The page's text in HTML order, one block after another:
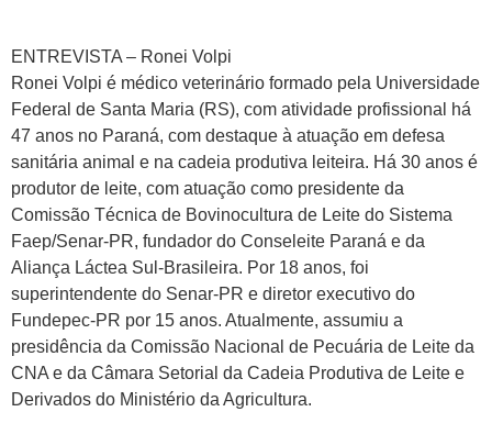
ENTREVISTA – Ronei Volpi
Ronei Volpi é médico veterinário formado pela Universidade
Federal de Santa Maria (RS), com atividade profissional há
47 anos no Paraná, com destaque à atuação em defesa
sanitária animal e na cadeia produtiva leiteira. Há 30 anos é
produtor de leite, com atuação como presidente da
Comissão Técnica de Bovinocultura de Leite do Sistema
Faep/Senar-PR, fundador do Conseleite Paraná e da
Aliança Láctea Sul-Brasileira. Por 18 anos, foi
superintendente do Senar-PR e diretor executivo do
Fundepec-PR por 15 anos. Atualmente, assumiu a
presidência da Comissão Nacional de Pecuária de Leite da
CNA e da Câmara Setorial da Cadeia Produtiva de Leite e
Derivados do Ministério da Agricultura.